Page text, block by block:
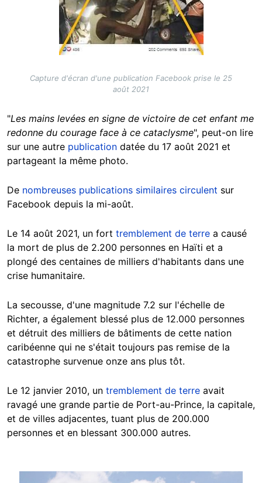
Capture d'écran d'une publication Facebook prise le 25
août 2021
"Les mains levées en signe de victoire de cet enfant me
redonne du courage face à ce cataclysme", peut-on lire
sur une autre publication datée du 17 août 2021 et
partageant la même photo.
De nombreuses publications similaires circulent sur
Facebook depuis la mi-août.
Le 14 août 2021, un fort tremblement de terre a causé
la mort de plus de 2.200 personnes en Haïti et a
plongé des centaines de milliers d'habitants dans une
crise humanitaire.
La secousse, d'une magnitude 7.2 sur l'échelle de
Richter, a également blessé plus de 12.000 personnes
et détruit des milliers de bâtiments de cette nation
caribéenne qui ne s'était toujours pas remise de la
catastrophe survenue onze ans plus tôt.
Le 12 janvier 2010, un tremblement de terre avait
ravagé une grande partie de Port-au-Prince, la capitale,
et de villes adjacentes, tuant plus de 200.000
personnes et en blessant 300.000 autres.